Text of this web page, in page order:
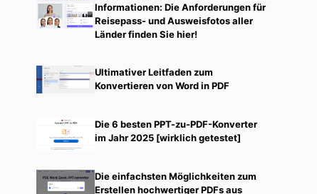
Informationen: Die Anforderungen für
Reisepass- und Ausweisfotos aller
Länder finden Sie hier!
Ultimativer Leitfaden zum
Konvertieren von Word in PDF
Die 6 besten PPT-zu-PDF-Konverter
im Jahr 2025 [wirklich getestet]
Die einfachsten Möglichkeiten zum
Erstellen hochwertiger PDFs aus